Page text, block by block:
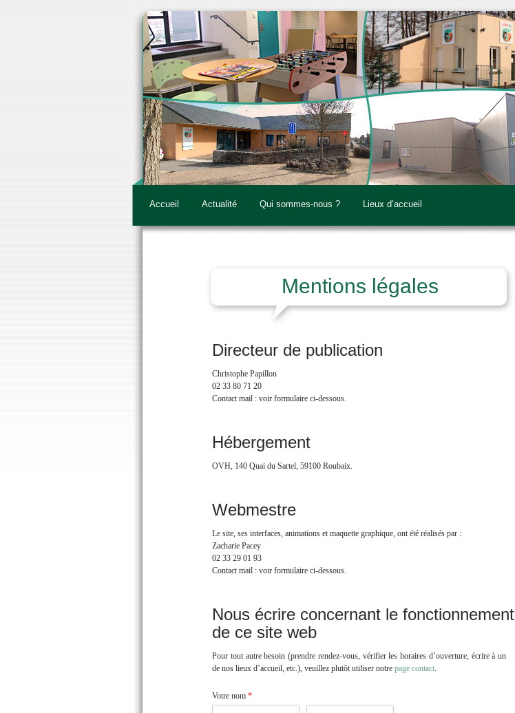
Accueil Actualité Qui sommes-nous ? Lieux d’accueil
Mentions légales
Directeur de publication
Christophe Papillon
02 33 80 71 20
Contact mail : voir formulaire ci-dessous.
Hébergement
OVH, 140 Quai du Sartel, 59100 Roubaix.
Webmestre
Le site, ses interfaces, animations et maquette graphique, ont été réalisés par :
Zacharie Pacey
02 33 29 01 93
Contact mail : voir formulaire ci-dessous.
Nous écrire concernant le fonctionnement
de ce site web
Pour tout autre besoin (prendre rendez-vous, vérifier les horaires d’ouverture, écrire à un
de nos lieux d’accueil, etc.), veuillez plutôt utiliser notre page contact.
Votre nom *